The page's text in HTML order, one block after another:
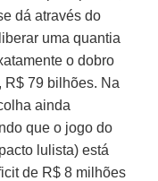
dá através do
uma quantia
o dobro
R$ 79 bilhões. Na
ainda
que o jogo do
lulista) está
de R$ 8 milhões